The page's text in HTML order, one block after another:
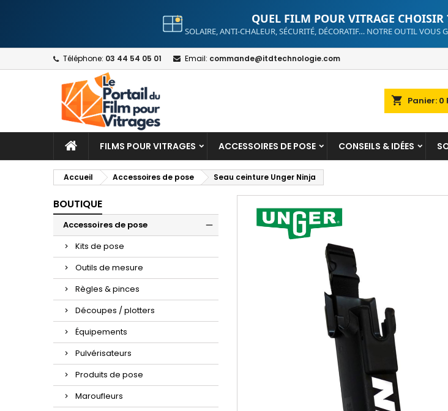
QUEL FILM POUR VITRAGE CHOISIR
SOLAIRE, ANTI-CHALEUR, SÉCURITÉ, DÉCORATIF… NOTRE OUTIL VOUS
Téléphone: 03 44 54 05 01 Email: commande@itdtechnologie.com
shopping_cart Panier: 0
FILMS POUR VITRAGES ACCESSOIRES DE POSE CONSEILS & IDÉES
Accueil Accessoires de pose Seau ceinture Unger Ninja
BOUTIQUE
Accessoires de pose
Kits de pose
Outils de mesure
Règles & pinces
Découpes / plotters
Équipements
Pulvérisateurs
Produits de pose
Maroufleurs
Add to wishlist
add_circle_outline Create new list
Create wishlist
Wishlist name
Sign in
You need to be logged in to save products